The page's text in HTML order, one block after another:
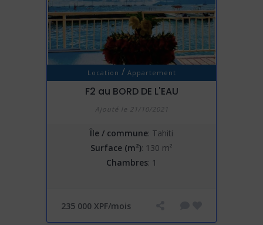
Location / Appartement
F2 au BORD DE L'EAU
Ajouté le 21/10/2021
Île / commune: Tahiti
Surface (m²): 130 m²
Chambres: 1
235 000 XPF/mois